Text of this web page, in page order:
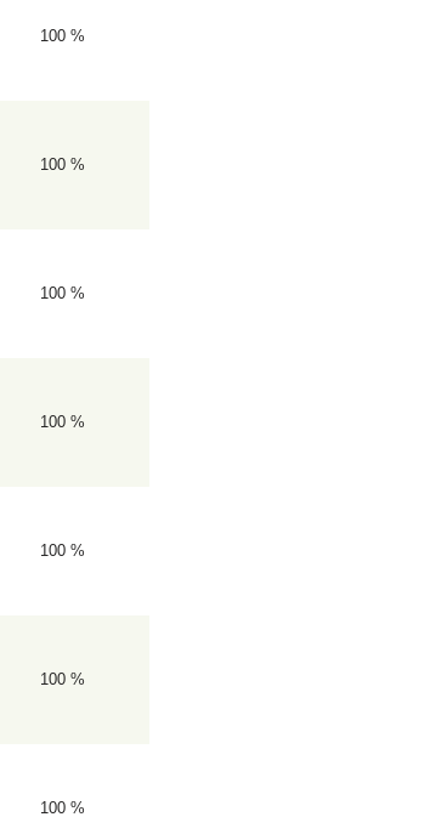
100 %
100 %
100 %
100 %
100 %
100 %
100 %